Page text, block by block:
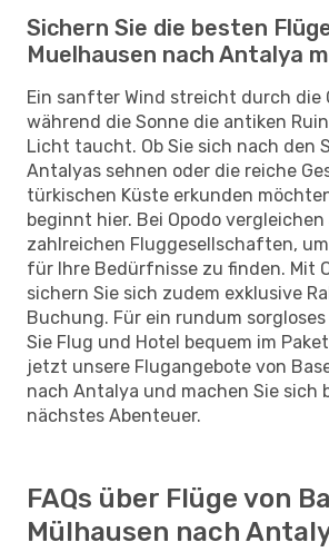
Sichern Sie die besten
Muelhausen nach Antalya
Ein sanfter Wind streicht durch die
während die Sonne die antiken
Licht taucht. Ob Sie sich nach den
Antalyas sehnen oder die reiche
türkischen Küste erkunden
beginnt hier. Bei Opodo vergleichen
zahlreichen Fluggesellschaften,
für Ihre Bedürfnisse zu finden. Mit
sichern Sie sich zudem exklusive
Buchung. Für ein rundum
Sie Flug und Hotel bequem im
jetzt unsere Flugangebote von
nach Antalya und machen Sie sich
nächstes Abenteuer.
FAQs über Flüge von
Mülhausen nach